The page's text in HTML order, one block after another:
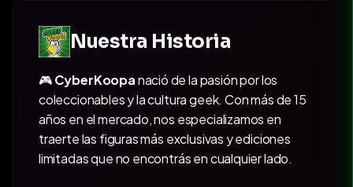
Nuestra Historia
🎮CyberKoopanació de la pasión por los
coleccionables y la cultura geek. Con más de 15
años en el mercado, nos especializamos en
traerte las figuras más exclusivas y ediciones
limitadas que no encontrás en cualquier lado.